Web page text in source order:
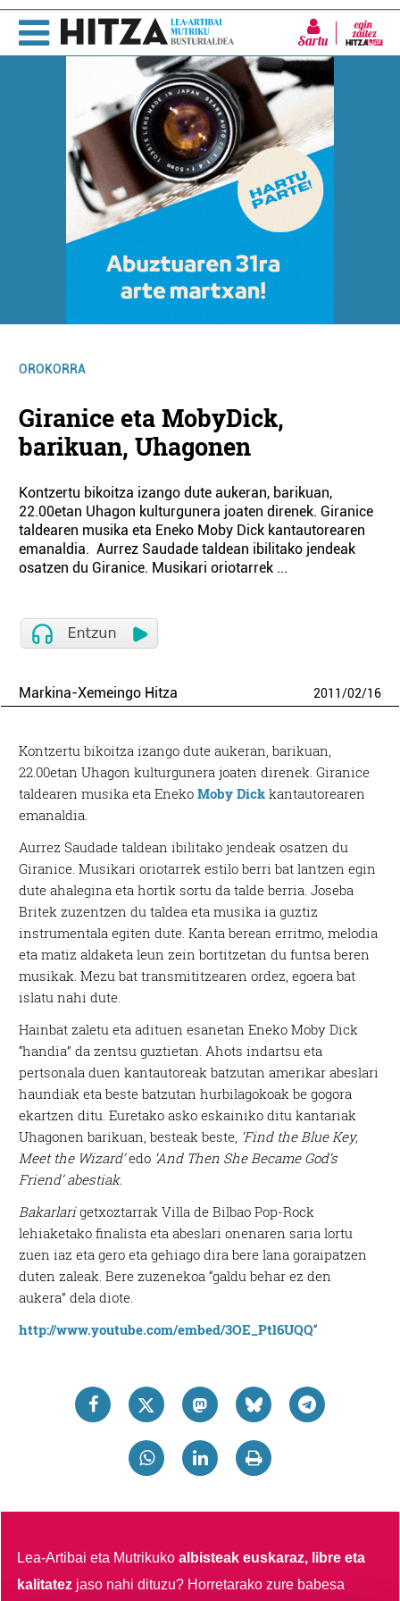
Sartu
OROKORRA
Giranice eta MobyDick,
barikuan, Uhagonen
Kontzertu bikoitza izango dute aukeran, barikuan,
22.00etan Uhagon kulturgunera joaten direnek. Giranice
taldearen musika eta Eneko Moby Dick kantautorearen
emanaldia. Aurrez Saudade taldean ibilitako jendeak
osatzen du Giranice. Musikari oriotarrek ...
Markina-Xemeingo Hitza 2011/02/16
Kontzertu bikoitza izango dute aukeran, barikuan,
22.00etan Uhagon kulturgunera joaten direnek. Giranice
taldearen musika eta EnekoMoby Dickkantautorearen
emanaldia.
Aurrez Saudade taldean ibilitako jendeak osatzen du
Giranice. Musikari oriotarrek estilo berri bat lantzen egin
dute ahalegina eta hortik sortu da talde berria. Joseba
Britek zuzentzen du taldea eta musika ia guztiz
instrumentala egiten dute. Kanta berean erritmo, melodia
eta matiz aldaketa leun zein bortitzetan du funtsa beren
musikak. Mezu bat transmititzearen ordez, egoera bat
islatu nahi dute.
Hainbat zaletu eta adituen esanetan Eneko Moby Dick
“handia” da zentsu guztietan. Ahots indartsu eta
pertsonala duen kantautoreak batzutan amerikar abeslari
haundiak eta beste batzutan hurbilagokoak be gogora
ekartzen ditu. Euretako asko eskainiko ditu kantariak
Uhagonen barikuan, besteak beste, ‘Find the Blue Key,
Meet the Wizard’edo ‘And Then She Became God’s
Friend’ abestiak.
Bakarlarigetxoztarrak Villa de Bilbao Pop-Rock
lehiaketako finalista eta abeslari onenaren saria lortu
zuen iaz eta gero eta gehiago dira bere lana goraipatzen
duten zaleak. Bere zuzenekoa “galdu behar ez den
aukera” dela diote.
http://www.youtube.com/embed/3OE_Ptl6UQQ“
Lea-Artibai eta Mutrikukoalbisteak euskaraz, libre eta
kalitatez jaso nahi dituzu? Horretarako zure babesa